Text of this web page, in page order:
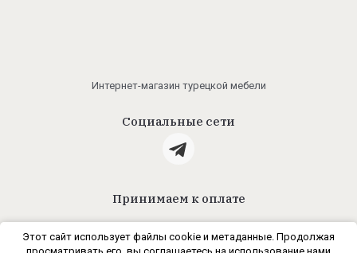
Интернет-магазин турецкой мебели
Социальные сети
Принимаем к оплате
Этот сайт использует файлы cookie и метаданные. Продолжая